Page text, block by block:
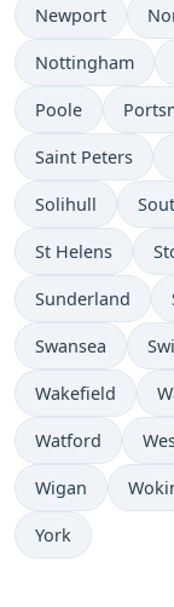
Newport
Nottingham
Poole
Saint Peters
Solihull
St Helens
Sunderland
Swansea
Wakefield
Watford
Wigan
York